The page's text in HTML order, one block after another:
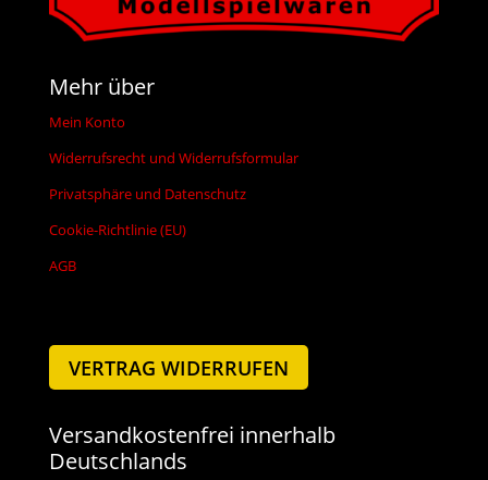
Mehr über
Mein Konto
Widerrufsrecht und Widerrufsformular
Privatsphäre und Datenschutz
Cookie-Richtlinie (EU)
AGB
VERTRAG WIDERRUFEN
Versandkostenfrei innerhalb
Deutschlands